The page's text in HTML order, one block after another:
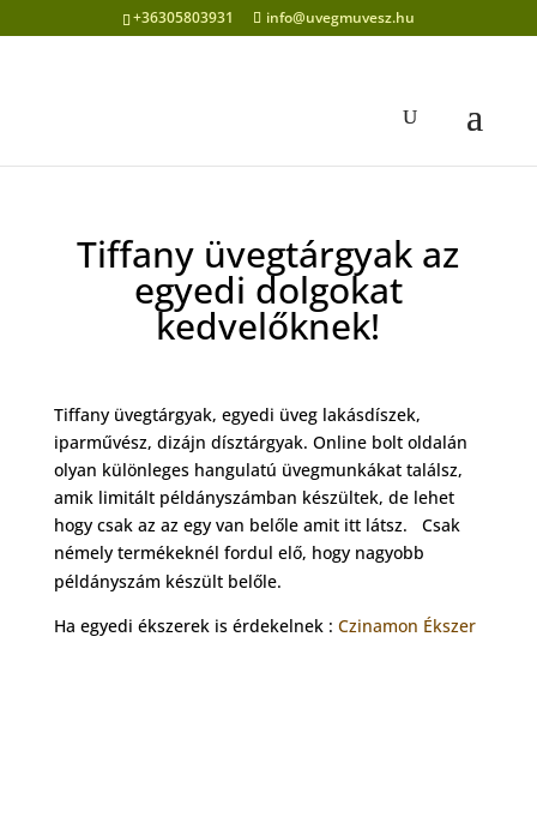
+36305803931 info@uvegmuvesz.hu
Tiffany üvegtárgyak az
egyedi dolgokat
kedvelőknek!
Tiffany üvegtárgyak, egyedi üveg lakásdíszek,
iparművész, dizájn dísztárgyak. Online bolt oldalán
olyan különleges hangulatú üvegmunkákat találsz,
amik limitált példányszámban készültek, de lehet
hogy csak az az egy van belőle amit itt látsz. Csak
némely termékeknél fordul elő, hogy nagyobb
példányszám készült belőle.
Ha egyedi ékszerek is érdekelnek : Czinamon Ékszer